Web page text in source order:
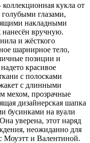
кукла от
глазами,
накладными
вручную.
и жёсткого
шарнирное тело,
позиции и
красивое
с полосками
с длинными
мехом, прозрачные
дизайнерская шапка
бусинками на вуали
уверена, этот наряд
неожиданно для
Моуэтт и Валентиной.